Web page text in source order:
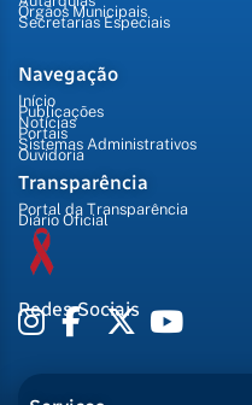
Órgãos Municipais
Secretarias Especiais
Navegação
Início
Publicações
Notícias
Portais
Sistemas Administrativos
Ouvidoria
Transparência
Portal da Transparência
Diário Oficial
Redes Sociais